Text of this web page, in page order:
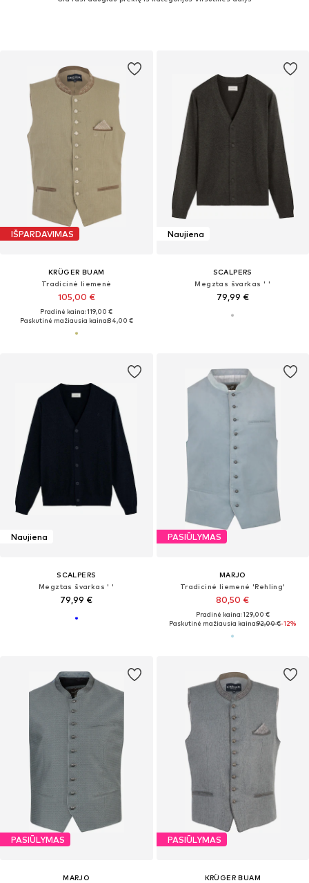
IŠPARDAVIMAS
KRÜGER BUAM
Tradicinė liemenė
105,00 €
Pradinė kaina: 119,00 €
Paskutinė mažiausia kaina:84,00 €
Naujiena
SCALPERS
Megztas švarkas ' '
79,99 €
Naujiena
SCALPERS
Megztas švarkas ' '
79,99 €
PASIŪLYMAS
MARJO
Tradicinė liemenė 'Rehling'
80,50 €
Pradinė kaina: 129,00 €
Paskutinė mažiausia kaina:92,00 €-12%
PASIŪLYMAS
MARJO
PASIŪLYMAS
KRÜGER BUAM